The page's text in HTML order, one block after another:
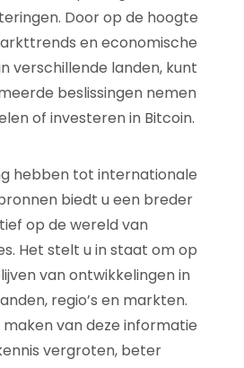
Door op de hoogte
en economische
verschillende landen, kunt
beslissingen nemen
of investeren in Bitcoin.
hebben tot internationale
biedt u een breder
op de wereld van
Het stelt u in staat om op
van ontwikkelingen in
regio’s en markten.
van deze informatie
vergroten, beter